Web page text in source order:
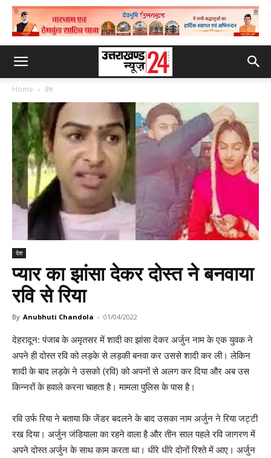
Home देश
देश
प्यार का झांसा देकर दोस्त ने बनवाया
रवि से रिया
By Anubhuti Chandola - 01/04/2022
देहरादून: पंजाब के अमृतसर में शादी का झांसा देकर अर्जुन नाम के एक युवक ने
अपने ही दोस्त रवि को लड़के से लड़की बनवा कर उससे शादी कर ली। लेकिन
शादी के बाद लड़के ने उसको (रवि) को अपनों से अलग कर दिया और अब उस
किन्नरों के हवाले करना चाहता है। मामला पुलिस के पास है।
रवि उर्फ रिया ने बताया कि जेंडर बदलने के बाद उसका नाम अर्जुन ने रिया जट्टी
रख दिया। अर्जुन जंडियाला का रहने वाला है और तीन साल पहले रवि जागरण में
अपने दोस्त अर्जुन के साथ काम करता था। धीरे धीरे दोनों रिश्ते में आए। अर्जुन